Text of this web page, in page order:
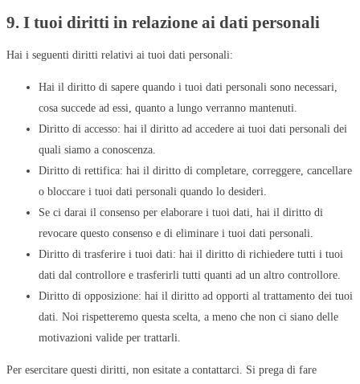
9. I tuoi diritti in relazione ai dati personali
Hai i seguenti diritti relativi ai tuoi dati personali:
Hai il diritto di sapere quando i tuoi dati personali sono necessari,
cosa succede ad essi, quanto a lungo verranno mantenuti.
Diritto di accesso: hai il diritto ad accedere ai tuoi dati personali dei
quali siamo a conoscenza.
Diritto di rettifica: hai il diritto di completare, correggere, cancellare
o bloccare i tuoi dati personali quando lo desideri.
Se ci darai il consenso per elaborare i tuoi dati, hai il diritto di
revocare questo consenso e di eliminare i tuoi dati personali.
Diritto di trasferire i tuoi dati: hai il diritto di richiedere tutti i tuoi
dati dal controllore e trasferirli tutti quanti ad un altro controllore.
Diritto di opposizione: hai il diritto ad opporti al trattamento dei tuoi
dati. Noi rispetteremo questa scelta, a meno che non ci siano delle
motivazioni valide per trattarli.
Per esercitare questi diritti, non esitate a contattarci. Si prega di fare